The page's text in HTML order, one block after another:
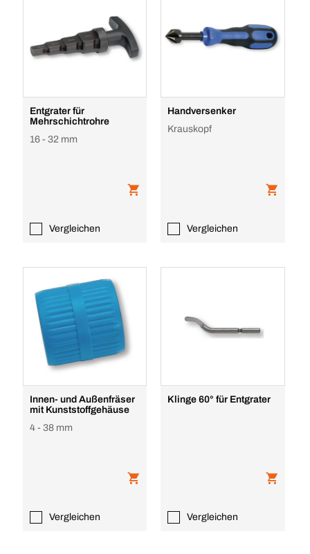
Entgrater für
Mehrschichtrohre
16 - 32 mm
Vergleichen
Handversenker
Krauskopf
Vergleichen
Innen- und Außenfräser
mit Kunststoffgehäuse
4 - 38 mm
Vergleichen
Klinge 60° für Entgrater
Vergleichen